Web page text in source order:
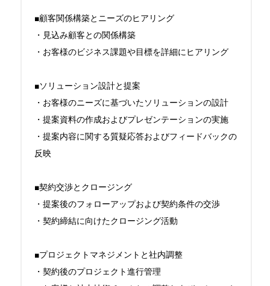
■顧客関係構築とニーズのヒアリング
・見込み顧客との関係構築
・お客様のビジネス課題や目標を詳細にヒアリング
■ソリューション設計と提案
・お客様のニーズに基づいたソリューションの設計
・提案資料の作成およびプレゼンテーションの実施
・提案内容に関する質疑応答およびフィードバックの
反映
■契約交渉とクロージング
・提案後のフォローアップおよび契約条件の交渉
・契約締結に向けたクロージング活動
■プロジェクトマネジメントと社内調整
・契約後のプロジェクト進行管理